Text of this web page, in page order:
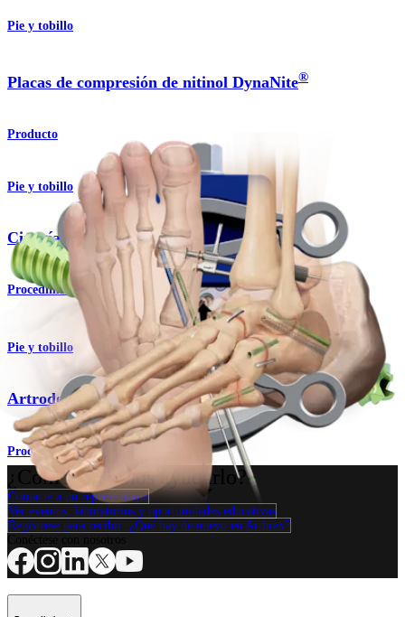
Pie y tobillo
Placas de compresión de nitinol DynaNite®
Producto
Pie y tobillo
Cirugía mínimamente invasiva
Procedimiento
Pie y tobillo
Artrodesis triple (Artritis)
Procedimiento
¿Cómo podemos ayudarlo?
Contacte a un representante
Ver eventos, laboratorios y oportunidades educativas
Regístrese para recibir: ¿Qué hay de nuevo en Arthrex?